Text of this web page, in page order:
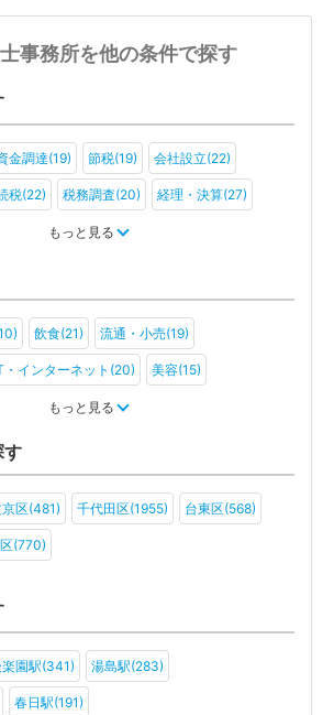
事務所を他の条件で探す
金調達(19) 節税(19) 会社設立(22)
税(22) 税務調査(20) 経理・決算(27)
もっと見る
飲食(21) 流通・小売(19)
・インターネット(20) 美容(15)
教育(16) 医療・福祉(11)
アミューズメント・レジャー(12)
医療法人(8) ＮＰＯ法人(3) 学校法人(3)
その他(7)
もっと見る
す
区(481) 千代田区(1955) 台東区(568)
(770)
園駅(341) 湯島駅(283)
春日駅(191)